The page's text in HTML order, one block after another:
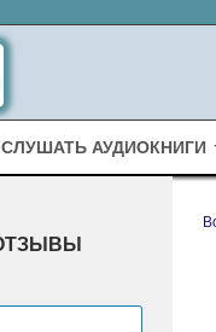
СЛУШАТЬ АУДИОКНИГИ